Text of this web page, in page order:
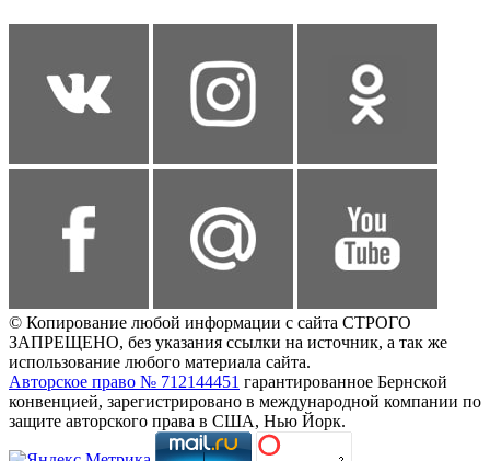
© Копирование любой информации с сайта СТРОГО
ЗАПРЕЩЕНО, без указания ссылки на источник, а так же
использование любого материала сайта.
Авторское право № 712144451 гарантированное Бернской
конвенцией, зарегистрировано в международной компании по
защите авторского права в США, Нью Йорк.